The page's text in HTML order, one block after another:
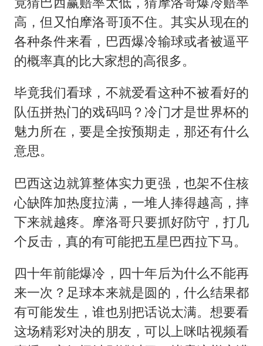
高，但又怕摩洛哥顶不住。其实从现在的
各种条件来看，巴西爆冷输球或者被逼平
的概率真的比大家想的高很多。
毕竟我们看球，不就爱看这种不被看好的
队伍拼热门的戏码吗？冷门才是世界杯的
魅力所在，要是全按预期走，那还有什么
意思。
巴西这边就算整体实力更强，也架不住核
心缺阵加热度拉满，一堆人捧得越高，摔
下来就越疼。摩洛哥只要抓好防守，打几
个反击，真的有可能把五星巴西拉下马。
四十年前能爆冷，四十年后为什么不能再
来一次？足球本来就是圆的，什么结果都
有可能发生，谁也别把话说太满。想要看
这场精彩对决的朋友，可以上咪咕视频看